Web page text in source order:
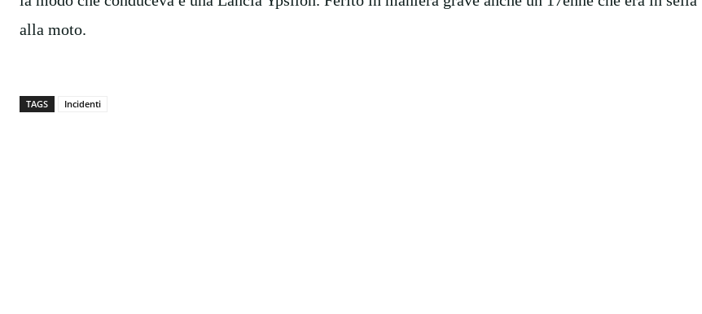
alla moto.
TAGS Incidenti